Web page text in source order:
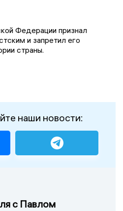
Федерации признал
и запретил его
страны.
наши новости:
с Павлом